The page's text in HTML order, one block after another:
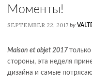
Моменты!
SEPTEMBER 22, 2017 by
Maison et objet 2017
стороны, эта неделя
дизайна и самые